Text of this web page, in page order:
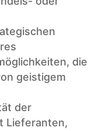
die
geistigem
der
Lieferanten,